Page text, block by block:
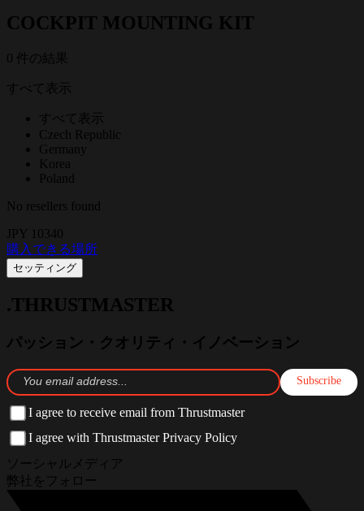
COCKPIT MOUNTING KIT
0 件の結果
すべて表示
すべて表示
Czech Republic
Germany
Korea
Poland
No resellers found
JPY 10340
購入できる場所
セッティング
.THRUSTMASTER
パッション・クオリティ・イノベーション
Subscribe
I agree to receive email from Thrustmaster
I agree with Thrustmaster Privacy Policy
ソーシャルメディア
弊社をフォロー